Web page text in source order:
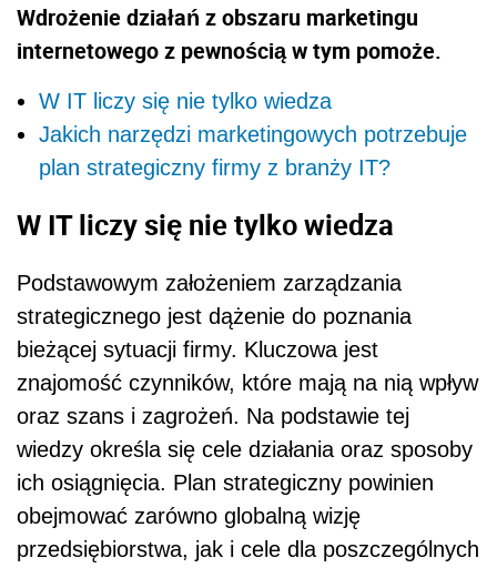
Wdrożenie działań z obszaru marketingu
internetowego z pewnością w tym pomoże.
W IT liczy się nie tylko wiedza
Jakich narzędzi marketingowych potrzebuje
plan strategiczny firmy z branży IT?
W IT liczy się nie tylko wiedza
Podstawowym założeniem zarządzania
strategicznego jest dążenie do poznania
bieżącej sytuacji firmy. Kluczowa jest
znajomość czynników, które mają na nią wpływ
oraz szans i zagrożeń. Na podstawie tej
wiedzy określa się cele działania oraz sposoby
ich osiągnięcia. Plan strategiczny powinien
obejmować zarówno globalną wizję
przedsiębiorstwa, jak i cele dla poszczególnych